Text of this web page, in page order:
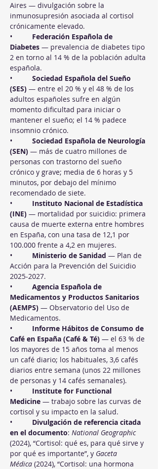
Aires — divulgación sobre la
inmunosupresión asociada al cortisol
crónicamente elevado.
• Federación Española de
Diabetes — prevalencia de diabetes tipo
2 en torno al 14 % de la población adulta
española.
• Sociedad Española del Sueño
(SES) — entre el 20 % y el 48 % de los
adultos españoles sufre en algún
momento dificultad para iniciar o
mantener el sueño; el 14 % padece
insomnio crónico.
• Sociedad Española de Neurología
(SEN) — más de cuatro millones de
personas con trastorno del sueño
crónico y grave; media de 6 horas y 5
minutos, por debajo del mínimo
recomendado de siete.
• Instituto Nacional de Estadística
(INE) — mortalidad por suicidio: primera
causa de muerte externa entre hombres
en España, con una tasa de 12,1 por
100.000 frente a 4,2 en mujeres.
• Ministerio de Sanidad — Plan de
Acción para la Prevención del Suicidio
2025-2027.
• Agencia Española de
Medicamentos y Productos Sanitarios
(AEMPS) — Observatorio del Uso de
Medicamentos.
• Informe Hábitos de Consumo de
Café en España (Café & Té) — el 63 % de
los mayores de 15 años toma al menos
un café diario; los habituales, 3,6 cafés
diarios entre semana (unos 22 millones
de personas y 14 cafés semanales).
• Institute for Functional
Medicine — trabajo sobre las curvas de
cortisol y su impacto en la salud.
• Divulgación de referencia citada
en el documento: National Geographic
(2024), “Cortisol: qué es, para qué sirve y
por qué es importante”, y Gaceta
Médica (2024), “Cortisol: una hormona